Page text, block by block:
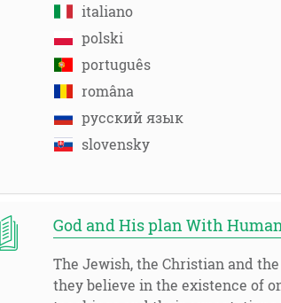
italiano
polski
português
româna
русский язык
slovensky
God and His plan With
The Jewish, the Christian and
they believe in the existence of